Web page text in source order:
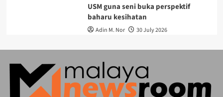
USM guna seni buka perspektif
baharu kesihatan
Adin M. Nor 30 July 2026